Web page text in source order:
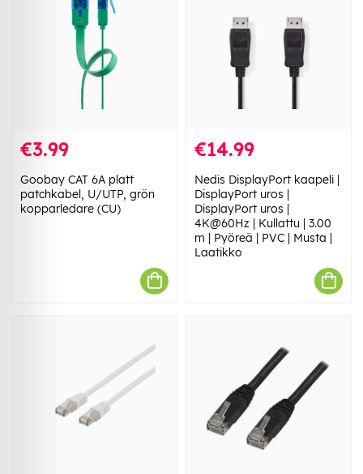
€3.99
Goobay CAT 6A platt
patchkabel, U/UTP, grön
kopparledare (CU)
€14.99
Nedis DisplayPort kaapeli |
DisplayPort uros |
DisplayPort uros |
4K@60Hz | Kullattu | 3.00
m | Pyöreä | PVC | Musta |
Laatikko